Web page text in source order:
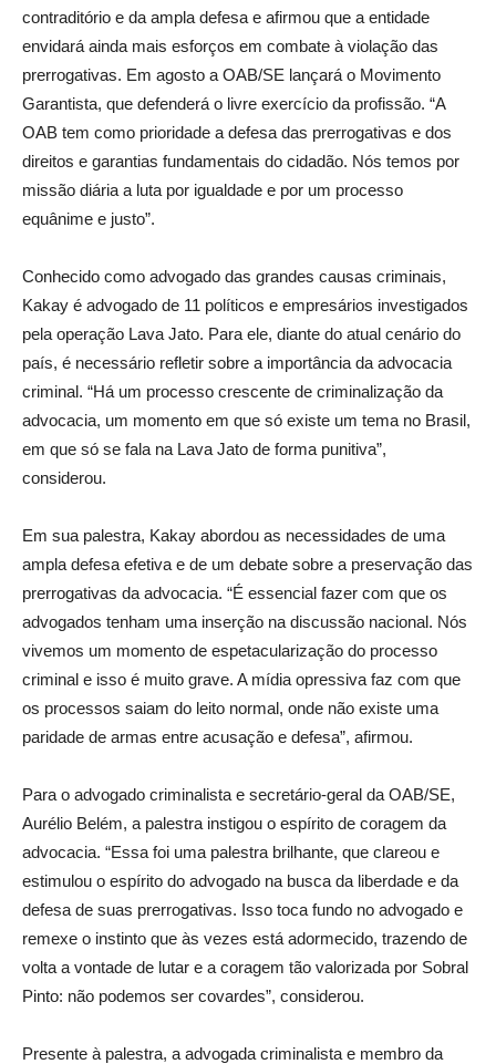
contraditório e da ampla defesa e afirmou que a entidade
envidará ainda mais esforços em combate à violação das
prerrogativas. Em agosto a OAB/SE lançará o Movimento
Garantista, que defenderá o livre exercício da profissão. “A
OAB tem como prioridade a defesa das prerrogativas e dos
direitos e garantias fundamentais do cidadão. Nós temos por
missão diária a luta por igualdade e por um processo
equânime e justo”.
Conhecido como advogado das grandes causas criminais,
Kakay é advogado de 11 políticos e empresários investigados
pela operação Lava Jato. Para ele, diante do atual cenário do
país, é necessário refletir sobre a importância da advocacia
criminal. “Há um processo crescente de criminalização da
advocacia, um momento em que só existe um tema no Brasil,
em que só se fala na Lava Jato de forma punitiva”,
considerou.
Em sua palestra, Kakay abordou as necessidades de uma
ampla defesa efetiva e de um debate sobre a preservação das
prerrogativas da advocacia. “É essencial fazer com que os
advogados tenham uma inserção na discussão nacional. Nós
vivemos um momento de espetacularização do processo
criminal e isso é muito grave. A mídia opressiva faz com que
os processos saiam do leito normal, onde não existe uma
paridade de armas entre acusação e defesa”, afirmou.
Para o advogado criminalista e secretário-geral da OAB/SE,
Aurélio Belém, a palestra instigou o espírito de coragem da
advocacia. “Essa foi uma palestra brilhante, que clareou e
estimulou o espírito do advogado na busca da liberdade e da
defesa de suas prerrogativas. Isso toca fundo no advogado e
remexe o instinto que às vezes está adormecido, trazendo de
volta a vontade de lutar e a coragem tão valorizada por Sobral
Pinto: não podemos ser covardes”, considerou.
Presente à palestra, a advogada criminalista e membro da